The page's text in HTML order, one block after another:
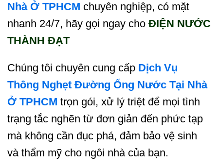
Nhà Ở TPHCM chuyên nghiệp, có mặt
nhanh 24/7, hãy gọi ngay cho ĐIỆN NƯỚC
THÀNH ĐẠT
Chúng tôi chuyên cung cấp Dịch Vụ
Thông Nghẹt Đường Ống Nước Tại Nhà
Ở TPHCM trọn gói, xử lý triệt để mọi tình
trạng tắc nghẽn từ đơn giản đến phức tạp
mà không cần đục phá, đảm bảo vệ sinh
và thẩm mỹ cho ngôi nhà của bạn.